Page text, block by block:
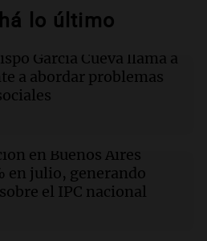
romance con Roberto
conocé los números
antecedentes penales tras
por posesión de arma
lo último
García Cueva llama a
a abordar problemas
en Buenos Aires
en julio, generando
el IPC nacional